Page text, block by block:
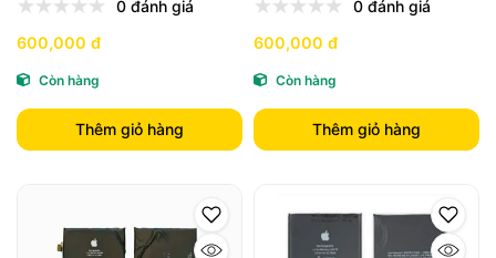
0 đánh giá
600,000 đ
Còn hàng
Thêm giỏ hàng
0 đánh giá
600,000 đ
Còn hàng
Thêm giỏ hàng